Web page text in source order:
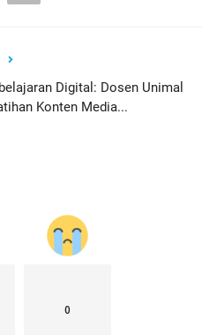
Digital: Dosen Unimal
Konten Media...
0